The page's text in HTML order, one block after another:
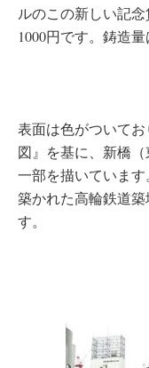
ルのこの新しい記
1000円です。鋳造
表面は色がついて
図』を基に、新橋
一部を描いていま
築かれた高輪鉄道
す。